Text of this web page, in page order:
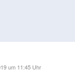
um 11:45 Uhr